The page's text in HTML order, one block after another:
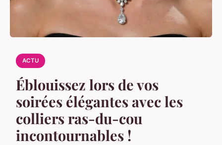
ACTU
Éblouissez lors de vos
soirées élégantes avec les
colliers ras-du-cou
incontournables !